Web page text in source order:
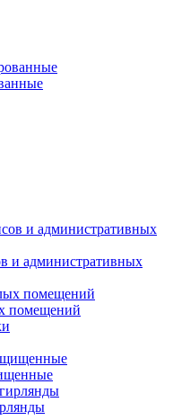
и административных
помещений